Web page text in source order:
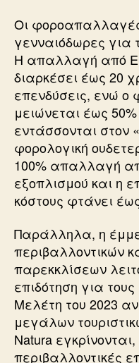
Οι φοροαπαλλαγές
γενναιόδωρες για
Η απαλλαγή από
διαρκέσει έως 20
επενδύσεις, ενώ ο
μειώνεται έως
εντάσσονται στον
φορολογική
100% απαλλαγή
εξοπλισμού και η
κόστους φτάνει
Παράλληλα, η
περιβαλλοντικών
παρεκκλίσεων
επιδότηση για
Μελέτη του 2023
μεγάλων
Natura
περιβαλλοντικές